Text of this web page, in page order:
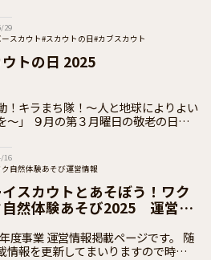
なく、日頃から｢そなえ
29
スカウト#スカウトの日#カブスカウト
スカウト
#ベンチャースカウト
事業（通年・季節事業）
トの日 2025
！キラまち隊！〜人と地球によりよい
曜日の敬老の日を
ラまち隊！〜人と地球によりよい
16
自然体験あそび運営情報
盟事業（通年・季節事業）
#加盟員向け
スカウトとあそぼう！ワク
自然体験あそび2025 運営情
ジ
情報掲載ページです。 随
情報を更新してまいりますので時折の